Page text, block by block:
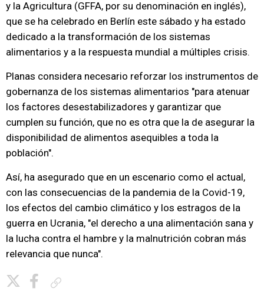
y la Agricultura (GFFA, por su denominación en inglés),
que se ha celebrado en Berlín este sábado y ha estado
dedicado a la transformación de los sistemas
alimentarios y a la respuesta mundial a múltiples crisis.
Planas considera necesario reforzar los instrumentos de
gobernanza de los sistemas alimentarios "para atenuar
los factores desestabilizadores y garantizar que
cumplen su función, que no es otra que la de asegurar la
disponibilidad de alimentos asequibles a toda la
población".
Así, ha asegurado que en un escenario como el actual,
con las consecuencias de la pandemia de la Covid-19,
los efectos del cambio climático y los estragos de la
guerra en Ucrania, "el derecho a una alimentación sana y
la lucha contra el hambre y la malnutrición cobran más
relevancia que nunca".